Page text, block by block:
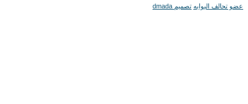
عضو تحالف البوابه تصميم dmada